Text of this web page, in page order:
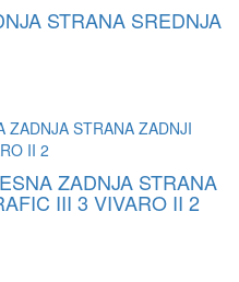
STRANA SREDNJA
ZADNJA STRANA
III 3 VIVARO II 2